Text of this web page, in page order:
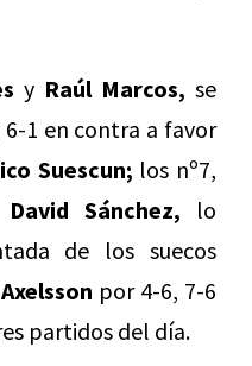
y Raúl Marcos, se
1 en contra a favor
Suescun; los nº7,
Sánchez, lo
de los suecos
por 4-6, 7-6
partidos del día.